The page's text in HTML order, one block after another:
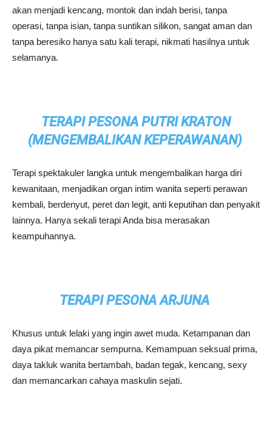
akan menjadi kencang, montok dan indah berisi, tanpa
operasi, tanpa isian, tanpa suntikan silikon, sangat aman dan
tanpa beresiko hanya satu kali terapi, nikmati hasilnya untuk
selamanya.
TERAPI PESONA PUTRI KRATON
(MENGEMBALIKAN KEPERAWANAN)
Terapi spektakuler langka untuk mengembalikan harga diri
kewanitaan, menjadikan organ intim wanita seperti perawan
kembali, berdenyut, peret dan legit, anti keputihan dan penyakit
lainnya. Hanya sekali terapi Anda bisa merasakan
keampuhannya.
TERAPI PESONA ARJUNA
Khusus untuk lelaki yang ingin awet muda. Ketampanan dan
daya pikat memancar sempurna. Kemampuan seksual prima,
daya takluk wanita bertambah, badan tegak, kencang, sexy
dan memancarkan cahaya maskulin sejati.